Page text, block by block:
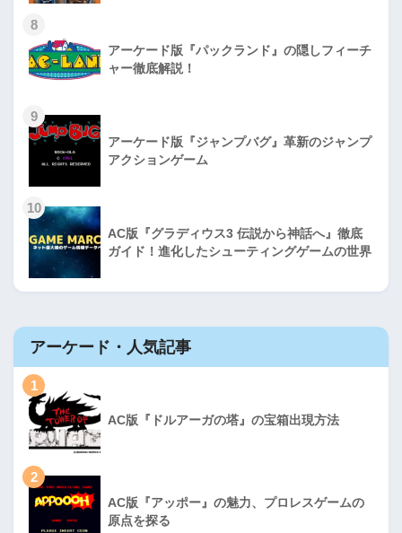
8
アーケード版『パックランド』の隠しフィーチ
ャー徹底解説！
9
アーケード版『ジャンプバグ』革新のジャンプ
アクションゲーム
10
AC版『グラディウス3 伝説から神話へ』徹底
ガイド！進化したシューティングゲームの世界
アーケード・人気記事
1
AC版『ドルアーガの塔』の宝箱出現方法
2
AC版『アッポー』の魅力、プロレスゲームの
原点を探る